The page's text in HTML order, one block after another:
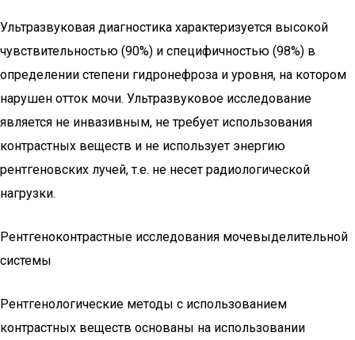
Ультразвуковая диагностика характеризуется высокой
чувствительностью (90%) и специфичностью (98%) в
определении степени гидронефроза и уровня, на котором
нарушен отток мочи. Ультразвуковое исследование
является не инвазивным, не требует использования
контрастных веществ и не использует энергию
рентгеновских лучей, т.е. не несет радиологической
нагрузки.
Рентгеноконтрастные исследования мочевыделительной
системы
Рентгенологические методы с использованием
контрастных веществ основаны на использовании